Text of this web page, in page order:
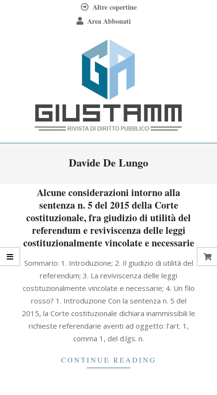
Altre copertine
Area Abbonati
Giustamm
Davide De Lungo
Alcune considerazioni intorno alla
sentenza n. 5 del 2015 della Corte
costituzionale, fra giudizio di utilità del
referendum e reviviscenza delle leggi
costituzionalmente vincolate e necessarie
04-
Sommario: 1. Introduzione; 2. Il giudizio di utilità del
referendum; 3. La reviviscenza delle leggi
costituzionalmente vincolate e necessarie; 4. Un filo
rosso? 1. Introduzione Con la sentenza n. 5 del
2015, la Corte costituzionale dichiara inammissibili le
richieste referendarie aventi ad oggetto: l’art. 1,
comma 1, del d.lgs. n.
CONTINUE READING